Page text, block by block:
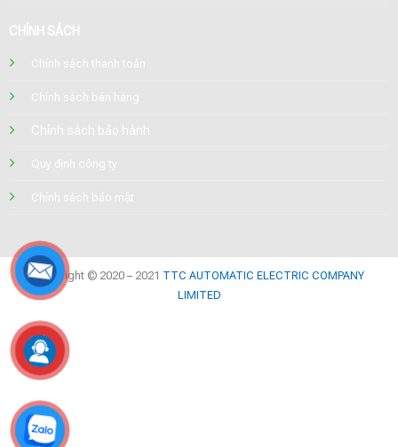
CHÍNH SÁCH
Chính sách thanh toán
Chính sách bán hàng
Chính sách bảo hành
Quy định công ty
Chính sách bảo mật
Copyright © 2020 – 2021 TTC AUTOMATIC ELECTRIC COMPANY
LIMITED